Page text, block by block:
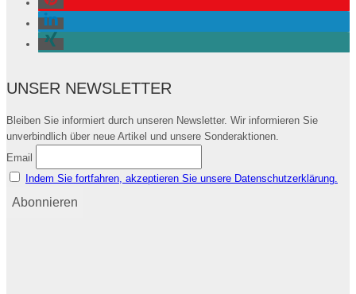
UNSER NEWSLETTER
Bleiben Sie informiert durch unseren Newsletter. Wir informieren Sie
unverbindlich über neue Artikel und unsere Sonderaktionen.
Email
Indem Sie fortfahren, akzeptieren Sie unsere Datenschutzerklärung.